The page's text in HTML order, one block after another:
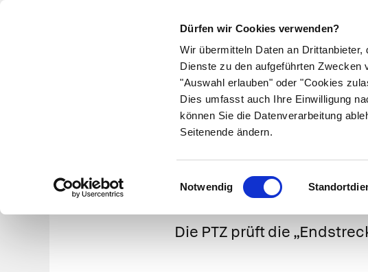
Dürfen wir Cookies verwenden?
Wir übermitteln Daten an
Dienste zu den aufgeführten Zwecken
"Auswahl erlauben" oder "Cookies
Dies umfasst auch Ihre Einwilligung
können Sie die Datenverarbeitung
Seitenende ändern.
Einwilligungsauswahl
Notwendig
Symptome Therapie Medikamente
PTZ
Die PTZ prüft die